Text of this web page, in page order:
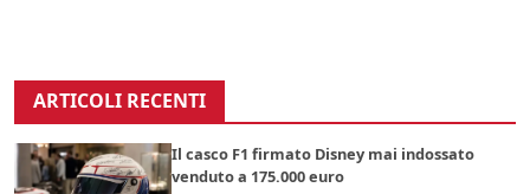
ARTICOLI RECENTI
Il casco F1 firmato Disney mai indossato
venduto a 175.000 euro